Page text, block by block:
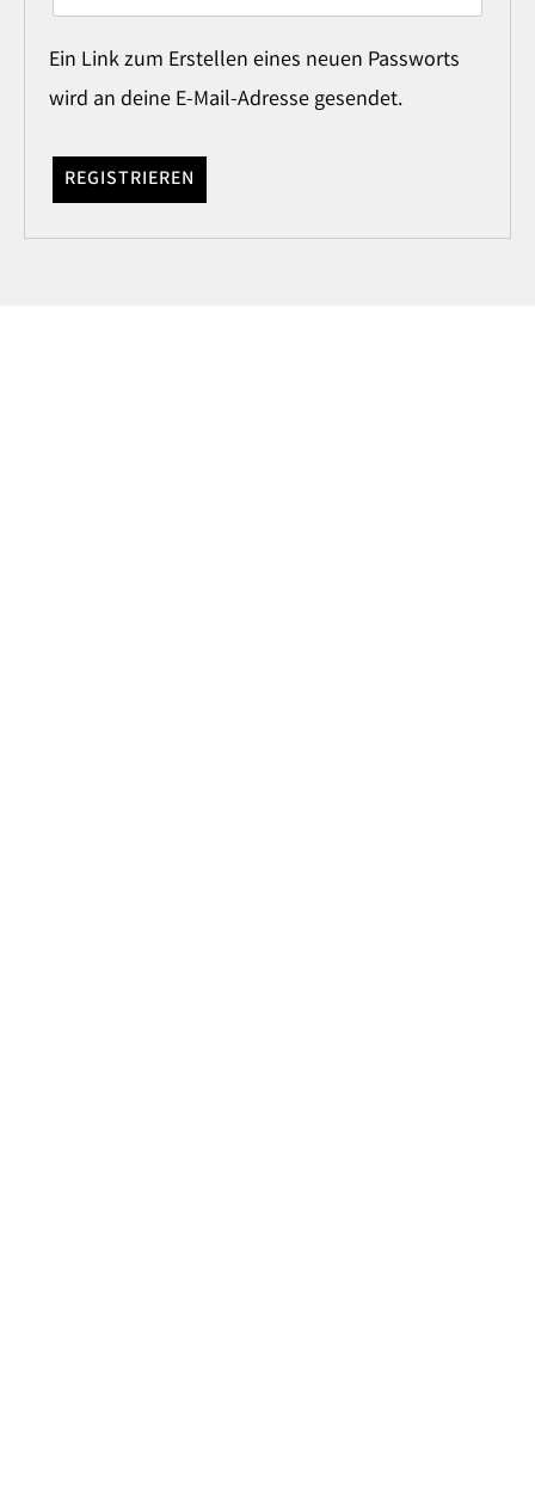
Ein Link zum Erstellen eines neuen Passworts
wird an deine E-Mail-Adresse gesendet.
REGISTRIEREN